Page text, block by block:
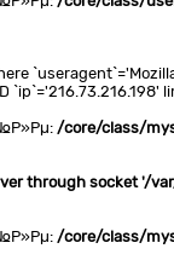
`ip`='216.73.216.198'
/core/class/
through socket '/
/core/class/